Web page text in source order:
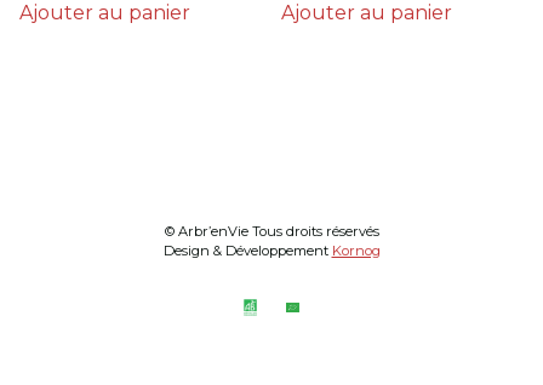
Ajouter au panier Ajouter au panier
© Arbr’enVie Tous droits réservés
Design & Développement Kornog